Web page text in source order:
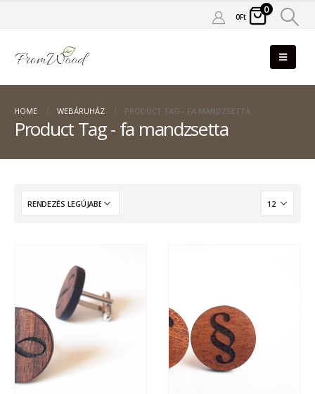
0Ft
0
HOME WEBÁRUHÁZ PRODUCT TAG - FA MANDZSETTA
Product Tag - fa mandzsetta